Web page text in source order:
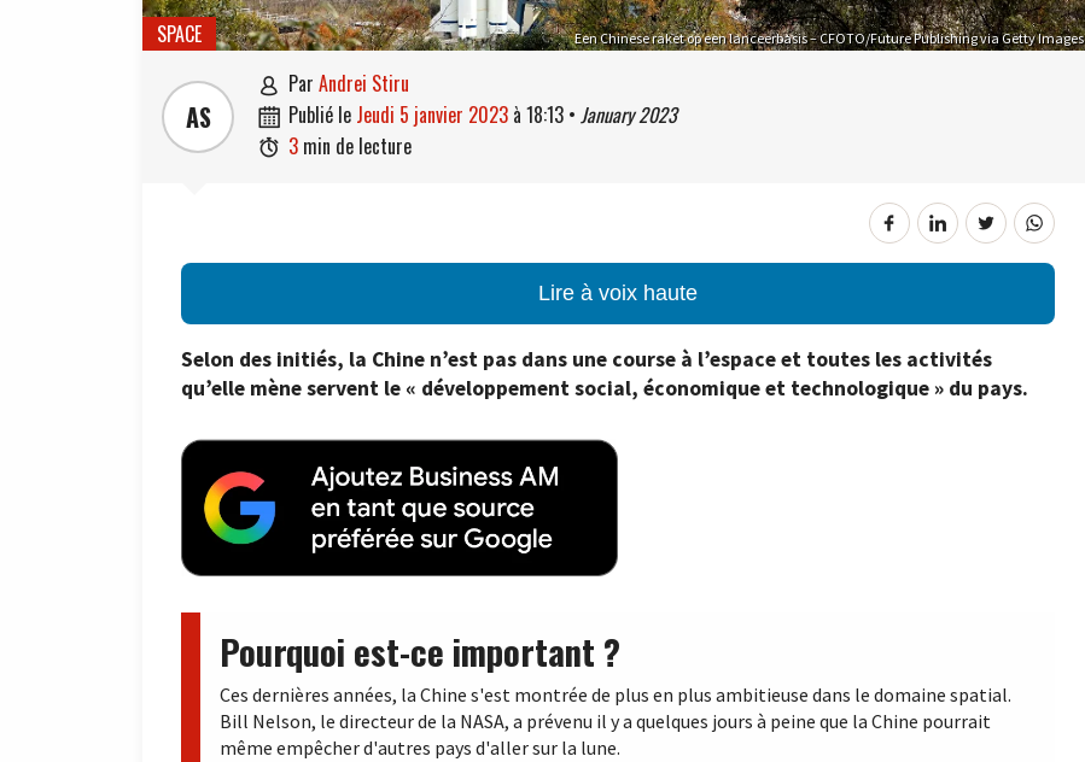
Een Chinese raket op een lanceerbasis – CFOTO/Future Publishing via Getty Images
SPACE
AS
 par Andrei Stiru
 publié le jeudi 5 janvier 2023 à 18:13 • January 2023
 3 min de lecture
Lire à voix haute
Selon des initiés, la Chine n’est pas dans une course à l’espace et toutes les activités
qu’elle mène servent le « développement social, économique et technologique » du pays.
Pourquoi est-ce important ?
Ces dernières années, la Chine s'est montrée de plus en plus ambitieuse dans le domaine spatial.
Bill Nelson, le directeur de la NASA, a prévenu il y a quelques jours à peine que la Chine pourrait
même empêcher d'autres pays d'aller sur la lune.